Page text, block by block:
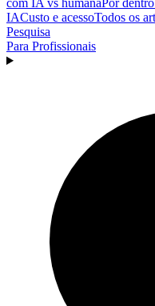
com IA vs humanaPor
IACusto e acessoTodos os
Pesquisa
Para Profissionais